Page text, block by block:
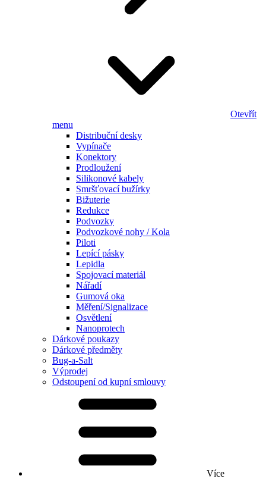
Otevřít
menu
Distribuční desky
Vypínače
Konektory
Prodloužení
Silikonové kabely
Smršťovací bužírky
Bižuterie
Redukce
Podvozky
Podvozkové nohy / Kola
Piloti
Lepící pásky
Lepidla
Spojovací materiál
Nářadí
Gumová oka
Měření/Signalizace
Osvětlení
Nanoprotech
Dárkové poukazy
Dárkové předměty
Bug-a-Salt
Výprodej
Odstoupení od kupní smlouvy
Více